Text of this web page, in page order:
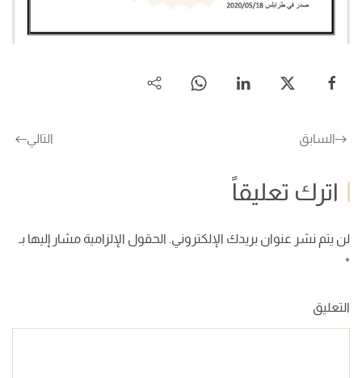
السابق التالي
اترك تعليقاً
لن يتم نشر عنوان بريدك الإلكتروني. الحقول الإلزامية مشار إليها بـ
*
التعليق